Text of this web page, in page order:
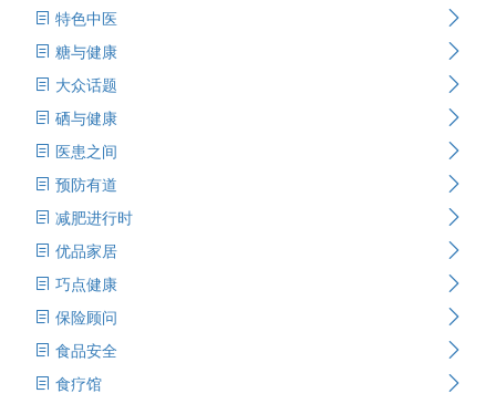
特色中医
糖与健康
大众话题
硒与健康
医患之间
预防有道
减肥进行时
优品家居
巧点健康
保险顾问
食品安全
食疗馆